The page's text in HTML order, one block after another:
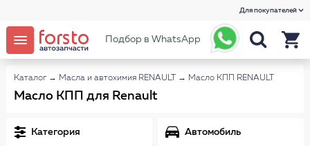
Для покупателей
Подбор в WhatsApp
Каталог → Масла и автохимия RENAULT → Масло КПП RENAULT
Масло КПП для Renault
Категория Автомобиль